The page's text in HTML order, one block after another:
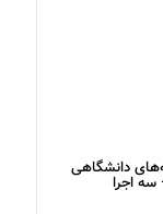
دانشگاهی
اجرا